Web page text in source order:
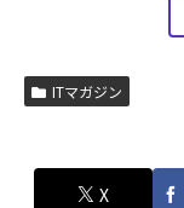
ITマガジン
X